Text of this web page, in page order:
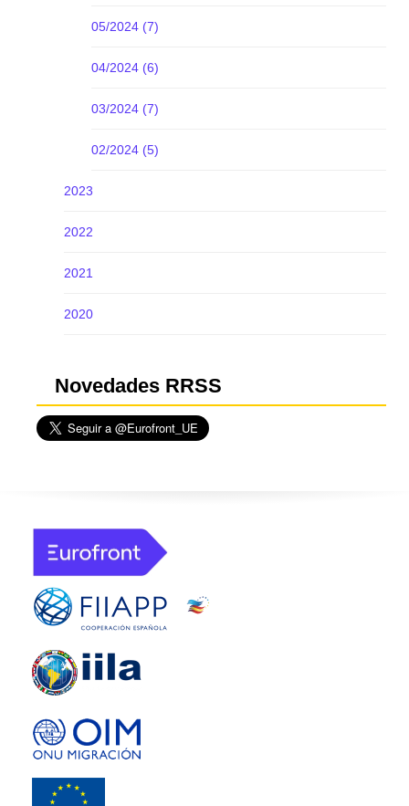
05/2024 (7)
04/2024 (6)
03/2024 (7)
02/2024 (5)
2023
2022
2021
2020
Novedades RRSS